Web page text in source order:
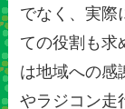
でなく、実際
ての役割も求
は地域への感
やラジコン走